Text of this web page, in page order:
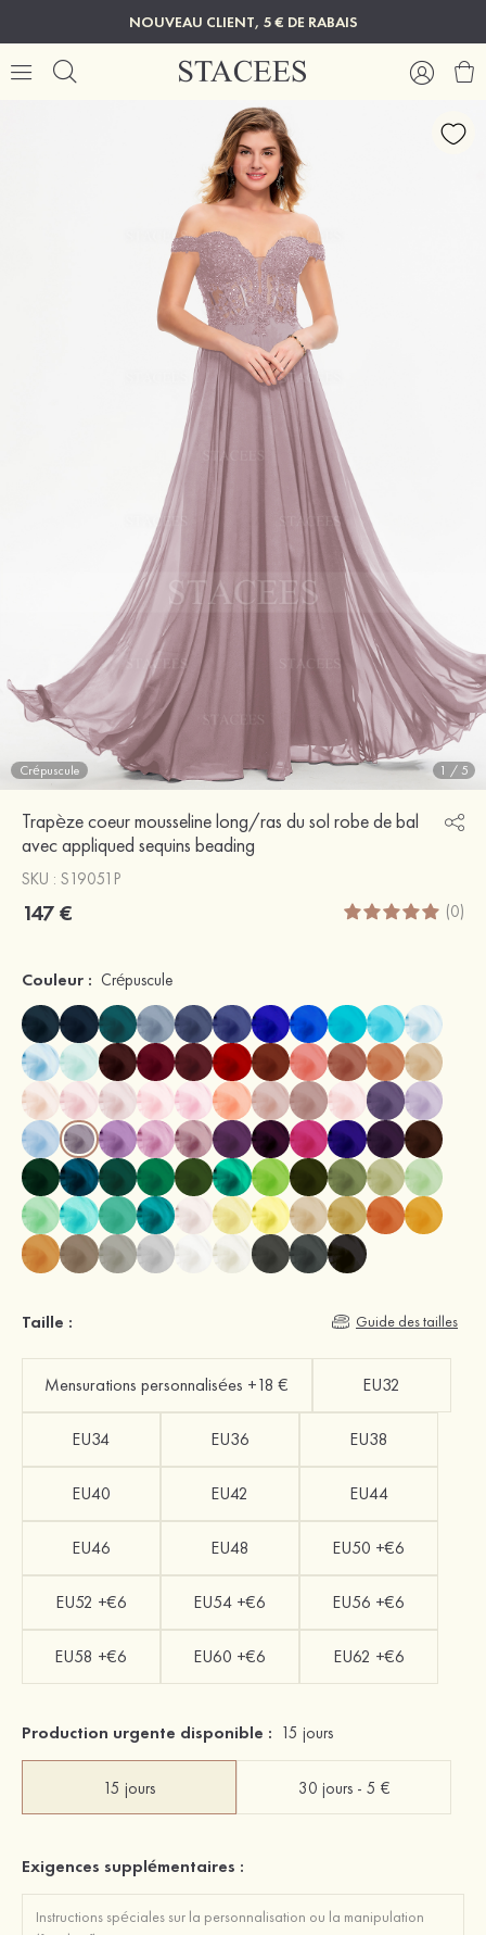
NOUVEAU CLIENT, 5 € DE RABAIS
Crépuscule 1 / 5
Trapèze coeur mousseline long/ras du sol robe de bal
avec appliqued sequins beading
SKU : S19051P
147 € (0)
Couleur : Crépuscule
Taille : Guide des tailles
Mensurations personnalisées +18 € EU32
EU34 EU36 EU38
EU40 EU42 EU44
EU46 EU48 EU50 +€6
EU52 +€6 EU54 +€6 EU56 +€6
EU58 +€6 EU60 +€6 EU62 +€6
Production urgente disponible : 15 jours
15 jours 30 jours - 5 €
Exigences supplémentaires :